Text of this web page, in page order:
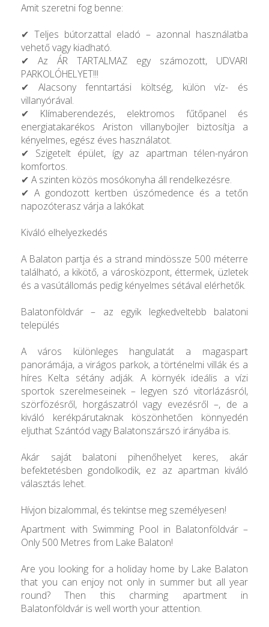
Amit szeretni fog benne:
✔ Teljes bútorzattal eladó – azonnal használatba
vehető vagy kiadható.
✔ Az ÁR TARTALMAZ egy számozott, UDVARI
PARKOLÓHELYET!!!
✔ Alacsony fenntartási költség, külön víz- és
villanyórával.
✔ Klímaberendezés, elektromos fűtőpanel és
energiatakarékos Ariston villanybojler biztosítja a
kényelmes, egész éves használatot.
✔ Szigetelt épület, így az apartman télen-nyáron
komfortos.
✔ A szinten közös mosókonyha áll rendelkezésre.
✔ A gondozott kertben úszómedence és a tetőn
napozóterasz várja a lakókat
Kiváló elhelyezkedés
A Balaton partja és a strand mindössze 500 méterre
található, a kikötő, a városközpont, éttermek, üzletek
és a vasútállomás pedig kényelmes sétával elérhetők.
Balatonföldvár – az egyik legkedveltebb balatoni
település
A város különleges hangulatát a magaspart
panorámája, a virágos parkok, a történelmi villák és a
híres Kelta sétány adják. A környék ideális a vízi
sportok szerelmeseinek – legyen szó vitorlázásról,
szörfözésről, horgászatról vagy evezésről –, de a
kiváló kerékpárutaknak köszönhetően könnyedén
eljuthat Szántód vagy Balatonszárszó irányába is.
Akár saját balatoni pihenőhelyet keres, akár
befektetésben gondolkodik, ez az apartman kiváló
választás lehet.
Hívjon bizalommal, és tekintse meg személyesen!
Apartment with Swimming Pool in Balatonföldvár –
Only 500 Metres from Lake Balaton!
Are you looking for a holiday home by Lake Balaton
that you can enjoy not only in summer but all year
round? Then this charming apartment in
Balatonföldvár is well worth your attention.